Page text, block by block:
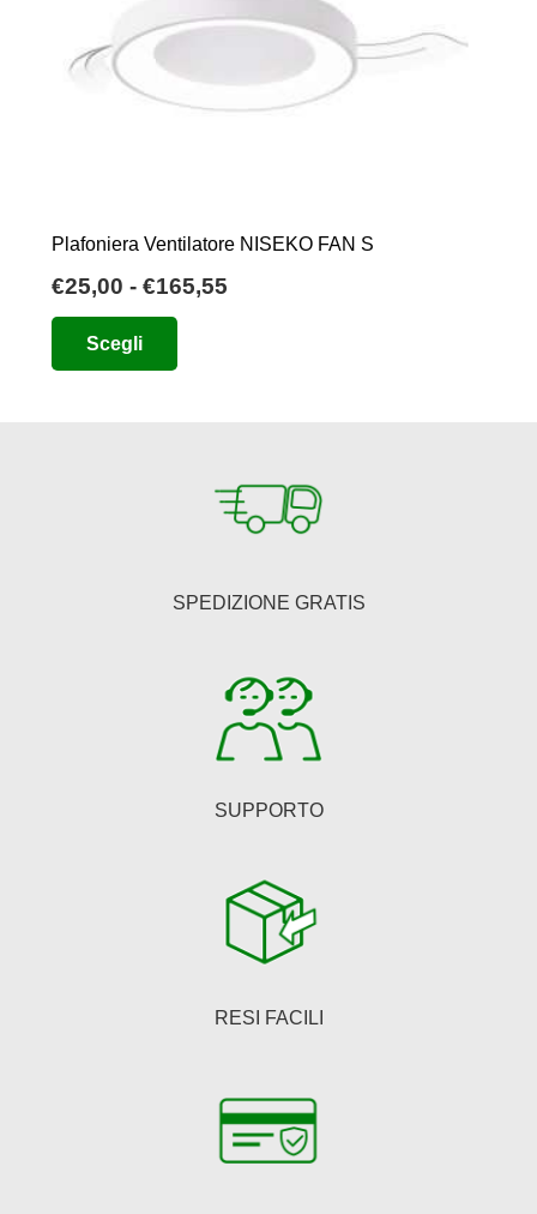
Plafoniera Ventilatore NISEKO FAN S
€25,00 - €165,55
Scegli
opzioni
pagina
prodotto
SPEDIZIONE GRATIS
SUPPORTO
RESI FACILI